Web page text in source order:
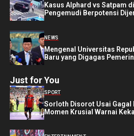
Kasus Alphard vs Satpam
Pengemudi Berpotensi
NEWS
Mengenal Universitas
Baru yang Digagas
Just for You
SPORT
Sorloth Disorot Usai Gagal
Momen Krusial Warnai